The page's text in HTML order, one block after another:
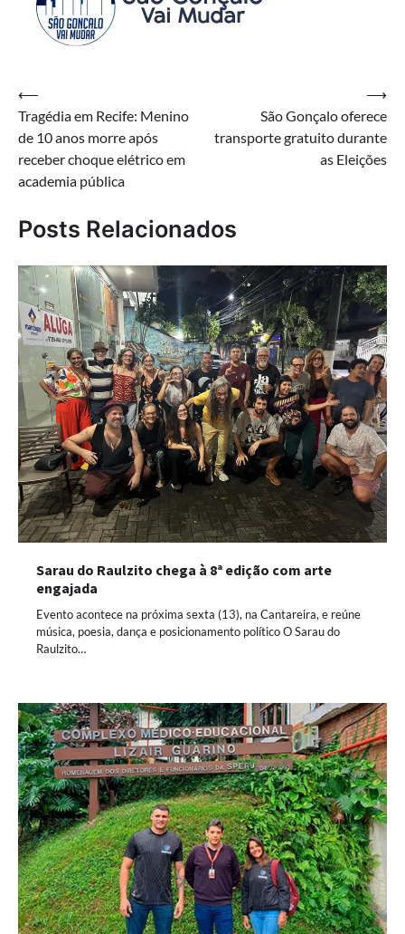
Navegação
de
Post
⟵
Tragédia em Recife: Menino
de 10 anos morre após
receber choque elétrico em
academia pública
São Gonçalo oferece
transporte gratuito durante
as Eleições
⟶
Posts Relacionados
Sarau do Raulzito chega à 8ª edição com arte
engajada
Evento acontece na próxima sexta (13), na Cantareira, e reúne
música, poesia, dança e posicionamento político O Sarau do
Raulzito…